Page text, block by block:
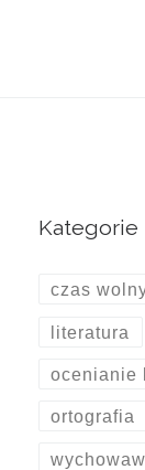
Kategorie
czas
literatura
ocenianie
ortografia